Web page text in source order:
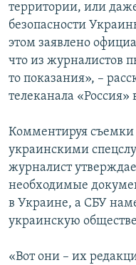
территории, или
безопасности
этом заявлено
что из журналистов
то показания», –
телеканала «Россия»
Комментируя
украинскими
журналист
необходимые
в Украине, а СБУ
украинскую
«Вот они – их